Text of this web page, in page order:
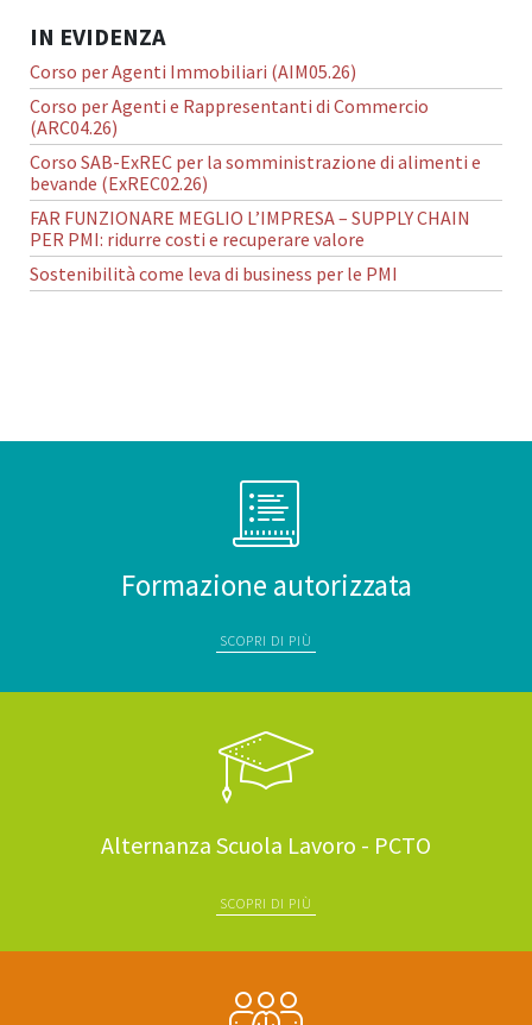
IN EVIDENZA
Corso per Agenti Immobiliari (AIM05.26)
Corso per Agenti e Rappresentanti di Commercio
(ARC04.26)
Corso SAB-ExREC per la somministrazione di alimenti e
bevande (ExREC02.26)
FAR FUNZIONARE MEGLIO L’IMPRESA – SUPPLY CHAIN
PER PMI: ridurre costi e recuperare valore
Sostenibilità come leva di business per le PMI
Formazione autorizzata
SCOPRI DI PIÙ
Alternanza Scuola Lavoro - PCTO
SCOPRI DI PIÙ